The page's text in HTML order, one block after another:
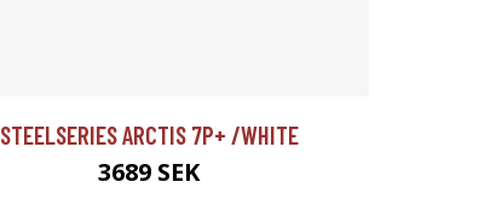
STEELSERIES ARCTIS 7P+ /WHITE
3689 SEK